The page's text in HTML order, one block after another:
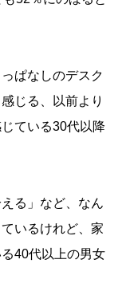
ぱなしのデスク
じる、以前より
ている30代以降
る」など、なん
いるけれど、家
40代以上の男女